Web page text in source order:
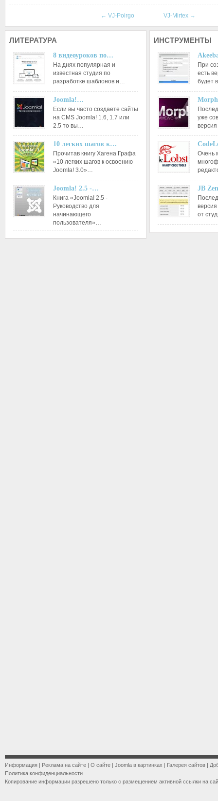
← VJ-Poirgo VJ-Mirtex →
ЛИТЕРАТУРА
8 видеоуроков по…
На днях популярная и
известная студия по
разработке шаблонов и…
Joomla!…
Если вы часто создаете сайты
на CMS Joomla! 1.6, 1.7 или
2.5 то вы…
10 легких шагов к…
Прочитав книгу Хагена Графа
«10 легких шагов к освоению
Joomla! 3.0»…
Joomla! 2.5 -…
Книга «Joomla! 2.5 -
Руководство для
начинающего
пользователя»…
ИНСТРУМЕНТЫ
При
есть
будет
уже
Очень
JB
от
Информация | Реклама на сайте | О сайте | Joomla в картинках | Галерея сайтов |
Политика конфиденциальности
Копирование информации разрешено только с размещением активной ссылки на